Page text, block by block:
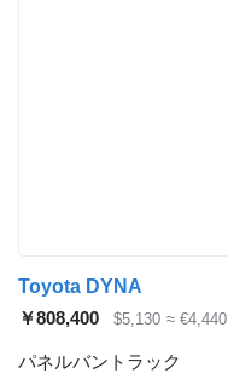
Toyota DYNA
￥808,400
$5,130 ≈ €4,440
パネルバントラック